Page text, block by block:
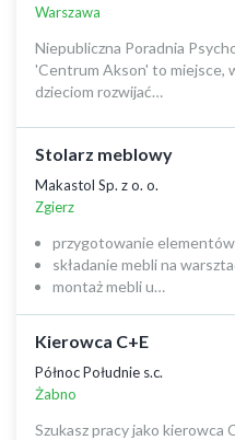
Warszawa
Niepubliczna Poradnia
'Centrum Akson' to miejsce,
dzieciom rozwijać…
Stolarz meblowy
Makastol Sp. z o. o.
Zgierz
przygotowanie
składanie mebli na
montaż mebli u…
Kierowca C+E
Północ Południe s.c.
Żabno
Szukasz pracy jako kierowca